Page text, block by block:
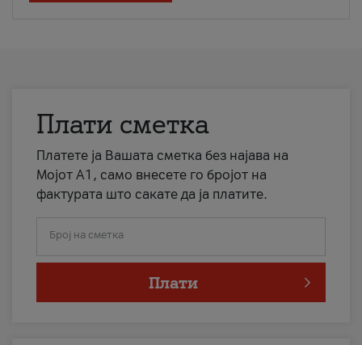
Плати сметка
Платете ја Вашата сметка без најава на
Мојот А1, само внесете го бројот на
фактурата што сакате да ја платите.
Број на сметка
Плати